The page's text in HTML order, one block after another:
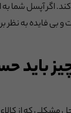
اگر آپسل
بی فایده به
باید